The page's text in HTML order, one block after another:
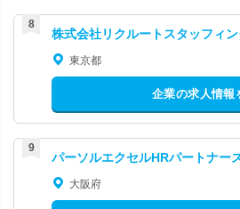
株式会社リクルートスタッフィ
東京都
企業の求人情報
パーソルエクセルHRパートナー
大阪府